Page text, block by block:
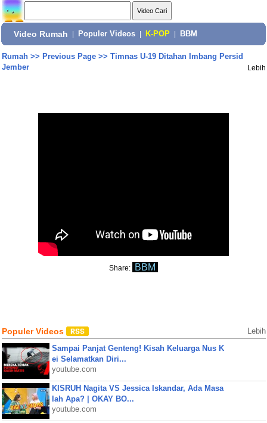
Video Rumah Populer Videos K-POP BBM
Rumah>> Previous Page>> Timnas U-19 Ditahan Imbang Persid
Jember
Lebih
Share: BBM
Populer Videos Lebih
Sampai Panjat Genteng! Kisah Keluarga Nus K
ei Selamatkan Diri...
youtube.com
KISRUH Nagita VS Jessica Iskandar, Ada Masa
lah Apa? | OKAY BO...
youtube.com